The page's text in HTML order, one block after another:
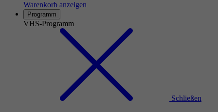
Warenkorb anzeigen
Programm
VHS-Programm
Schließen